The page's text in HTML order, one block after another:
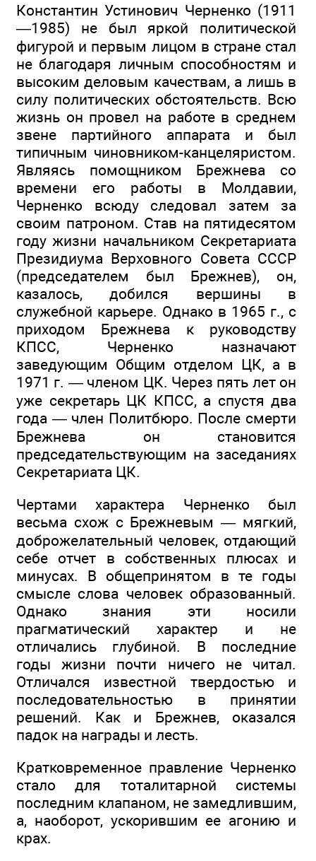
Константин Устинович Черненко (1911
—1985) не был яркой политической
фигурой и первым лицом в стране стал
не благодаря личным способностям и
высоким деловым качествам, а лишь в
силу политических обстоятельств. Всю
жизнь он провел на работе в среднем
звене партийного аппарата и был
типичным чиновником-канцеляристом.
Являясь помощником Брежнева со
времени его работы в Молдавии,
Черненко всюду следовал затем за
своим патроном. Став на пятидесятом
году жизни начальником Секретариата
Президиума Верховного Совета СССР
(председателем был Брежнев), он,
казалось, добился вершины в
служебной карьере. Однако в 1965 г., с
приходом Брежнева к руководству
КПСС, Черненко назначают
заведующим Общим отделом ЦК, а в
1971 г. — членом ЦК. Через пять лет он
уже секретарь ЦК КПСС, а спустя два
года — член Политбюро. После смерти
Брежнева он становится
председательствующим на заседаниях
Секретариата ЦК.
Чертами характера Черненко был
весьма схож с Брежневым — мягкий,
доброжелательный человек, отдающий
себе отчет в собственных плюсах и
минусах. В общепринятом в те годы
смысле слова человек образованный.
Однако знания эти носили
прагматический характер и не
отличались глубиной. В последние
годы жизни почти ничего не читал.
Отличался известной твердостью и
последовательностью в принятии
решений. Как и Брежнев, оказался
падок на награды и лесть.
Кратковременное правление Черненко
стало для тоталитарной системы
последним клапаном, не замедлившим,
а, наоборот, ускорившим ее агонию и
крах.